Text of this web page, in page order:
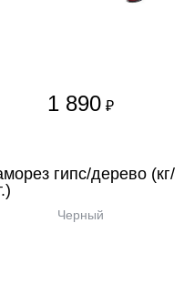
1 890 ₽
гипс/дерево (кг/
Черный